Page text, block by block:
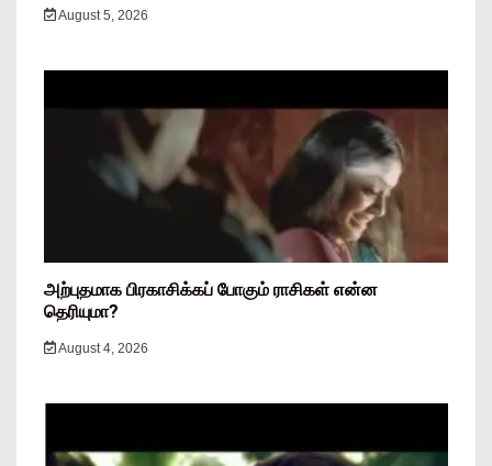
August 5, 2026
அற்புதமாக பிரகாசிக்கப் போகும் ராசிகள் என்ன
தெரியுமா?
August 4, 2026